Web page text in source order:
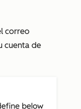
correo
cuenta de